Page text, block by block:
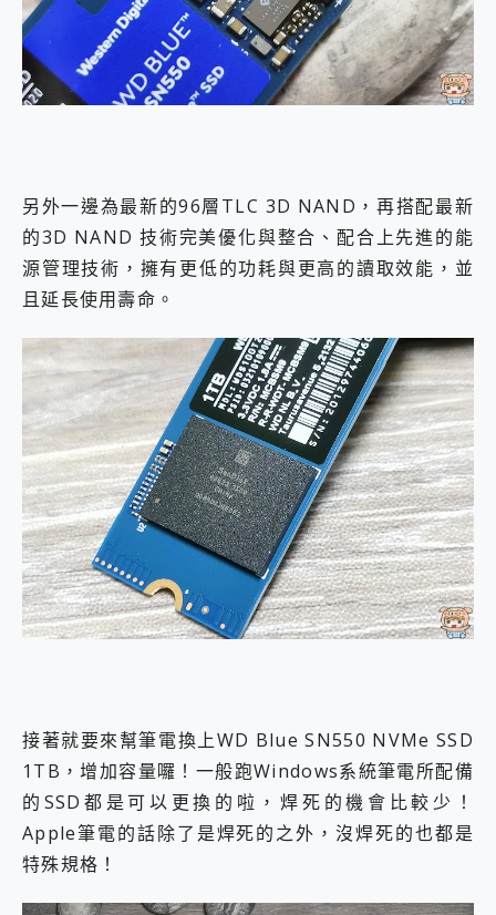
另外一邊為最新的96層TLC 3D NAND，再搭配最新
的3D NAND 技術完美優化與整合、配合上先進的能
源管理技術，擁有更低的功耗與更高的讀取效能，並
且延長使用壽命。
接著就要來幫筆電換上WD Blue SN550 NVMe SSD
1TB，增加容量囉！一般跑Windows系統筆電所配備
的SSD都是可以更換的啦，焊死的機會比較少！
Apple筆電的話除了是焊死的之外，沒焊死的也都是
特殊規格！